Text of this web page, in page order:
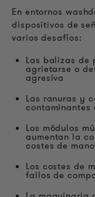
En entornos
dispositivos de
varios desafíos:
Las balizas de
agrietarse o
agresiva
Las ranuras y
contaminantes
Los módulos
aumentan la
costes de
Los costes de
fallos de